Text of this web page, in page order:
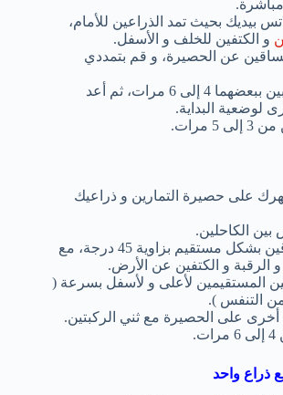
بيديك بحيث تمد الذراعين للأمام،
و الكتفين للخلف و الأسفل.
عن الحصيرة، و قم بتمددي
قم بضرب الكعبين ببعضهما 4 إلى 6 مرات، ثم أعد
البداية.
مرات.
على حصيرة التمارين و ذراعيك
الكاحلين.
قم بتمديد الساقين بشكل مستقيم بزاوية 45 درجة، مع
الرقبة و الكتفين عن الأرض.
المستقيمين لأعلى و لأسفل بسرعة (
على الحصيرة مع ثني الركبتين.